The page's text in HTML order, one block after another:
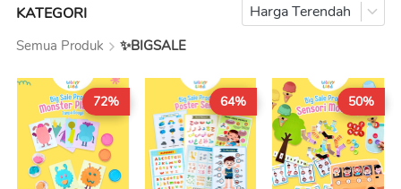
KATEGORI Harga Terendah
Semua Produk ✨BIGSALE
72% 64% 50%